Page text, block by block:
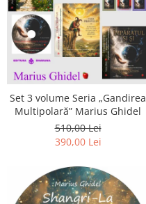
Set 3 volume Seria „Gandirea
Multipolară” Marius Ghidel
510,00 Lei
390,00 Lei